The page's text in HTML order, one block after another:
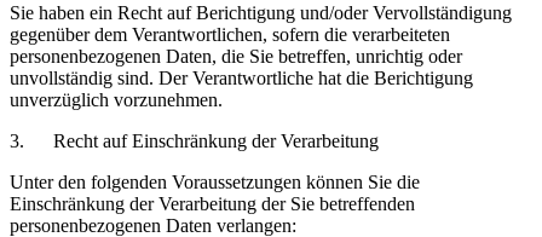
Sie haben ein Recht auf Berichtigung und/oder Vervollständigung
gegenüber dem Verantwortlichen, sofern die verarbeiteten
personenbezogenen Daten, die Sie betreffen, unrichtig oder
unvollständig sind. Der Verantwortliche hat die Berichtigung
unverzüglich vorzunehmen.
3. Recht auf Einschränkung der Verarbeitung
Unter den folgenden Voraussetzungen können Sie die
Einschränkung der Verarbeitung der Sie betreffenden
personenbezogenen Daten verlangen: